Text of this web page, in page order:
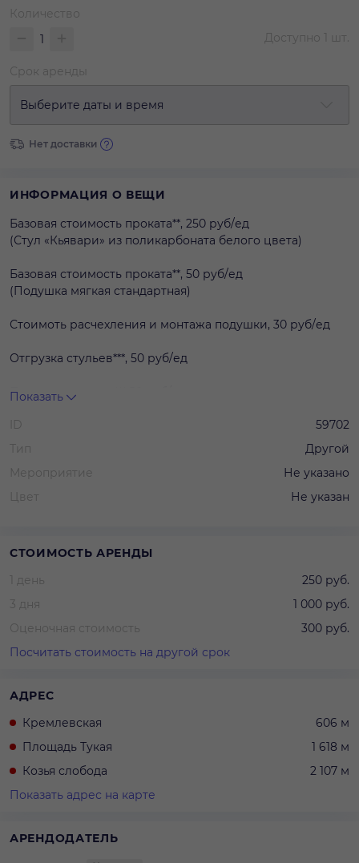
Количество
Доступно 1 шт.
Срок аренды
Выберите даты и время
Нет доставки
ИНФОРМАЦИЯ О ВЕЩИ
Базовая стоимость проката**, 250 руб/ед
(Стул «Кьявари» из поликарбоната белого цвета)
Базовая стоимость проката**, 50 руб/ед
(Подушка мягкая стандартная)
Стоимоть расчехления и монтажа подушки, 30 руб/ед
Отгрузка стульев***, 50 руб/ед
Погрузка стульев***,50 руб/ед
Показать
ID
59702
Тип
Другой
Мероприятие
Не указано
Цвет
Не указан
СТОИМОСТЬ АРЕНДЫ
1 день
250 руб.
3 дня
1 000 руб.
Оценочная стоимость
300 руб.
Посчитать стоимость на другой срок
АДРЕС
Кремлевская
606 м
Площадь Тукая
1 618 м
Козья слобода
2 107 м
Показать адрес на карте
АРЕНДОДАТЕЛЬ